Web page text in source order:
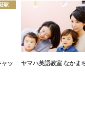
駅
ッ
ヤマハ英語教室 なかま